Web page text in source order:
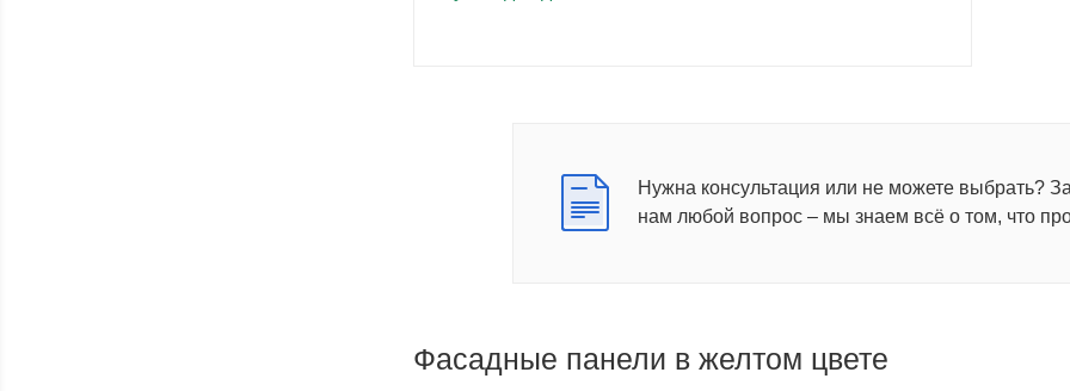
Нужна консультация или не можете выбрать?
нам любой вопрос – мы знаем всё о том, что
Фасадные панели в желтом цвете